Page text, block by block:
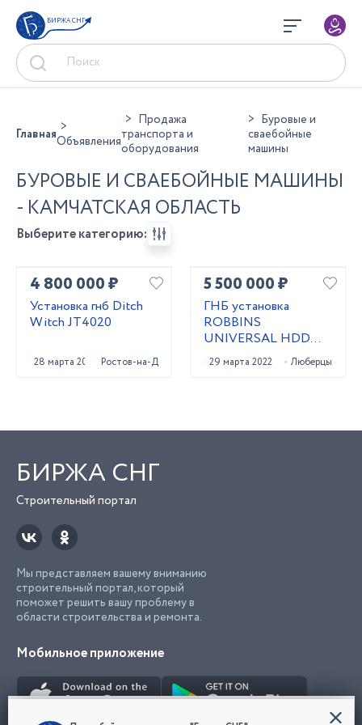
БИРЖА СНГ
ГлавнаяОбъявления
Продажа
транспорта и
оборудования
Буровые и
сваебойные
машины
БУРОВЫЕ И СВАЕБОЙНЫЕ МАШИНЫ
- КАМЧАТСКАЯ ОБЛАСТЬ
Выберите категорию:
4 800 000 ₽
Установка гнб Ditch
Witch JT4020
28 марта 2023 Ростов-на-Дону
5 500 000 ₽
ГНБ установка
ROBBINS
UNIVERSAL HDD
UNI 24x40
29 марта 2022 Люберцы
БИРЖА СНГ
Строительный портал
Мы представляем вашему вниманию
строительный портал, который
поможет решить вашу проблему в
области строительства и ремонта.
Мобильное приложение